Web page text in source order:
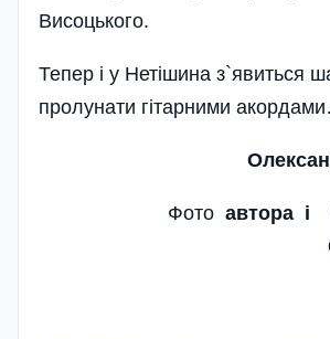
Висоцького.
Тепер і у Нетішина з`явиться
пролунати гітарними
Фото автора і